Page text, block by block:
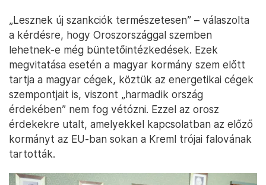
„Lesznek új szankciók természetesen” – válaszolta
a kérdésre, hogy Oroszországgal szemben
lehetnek-e még büntetőintézkedések. Ezek
megvitatása esetén a magyar kormány szem előtt
tartja a magyar cégek, köztük az energetikai cégek
szempontjait is, viszont „harmadik ország
érdekében” nem fog vétózni. Ezzel az orosz
érdekekre utalt, amelyekkel kapcsolatban az előző
kormányt az EU-ban sokan a Kreml trójai falovának
tartották.